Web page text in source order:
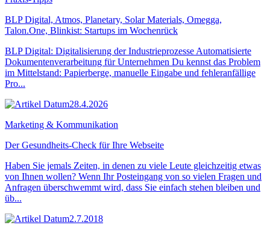
BLP Digital, Atmos, Planetary, Solar Materials, Omegga,
Talon.One, Blinkist: Startups im Wochenrück
BLP Digital: Digitalisierung der Industrieprozesse Automatisierte
Dokumentenverarbeitung für Unternehmen Du kennst das Problem
im Mittelstand: Papierberge, manuelle Eingabe und fehleranfällige
Pro...
28.4.2026
Marketing & Kommunikation
Der Gesundheits-Check für Ihre Webseite
Haben Sie jemals Zeiten, in denen zu viele Leute gleichzeitig etwas
von Ihnen wollen? Wenn Ihr Posteingang von so vielen Fragen und
Anfragen überschwemmt wird, dass Sie einfach stehen bleiben und
üb...
2.7.2018